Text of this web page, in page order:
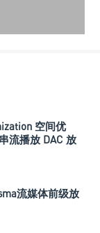
空间优
流播放 DAC 放
流媒体前级放